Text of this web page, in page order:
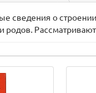
сведения о
родов.